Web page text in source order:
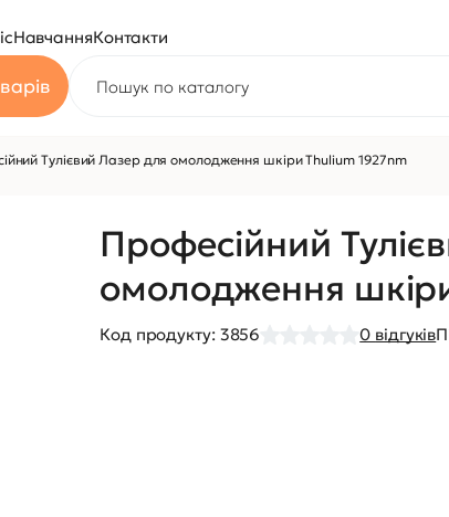
НавчанняКонтакти
Тулієвий Лазер для омолодження шкіри Thulium 1927nm
Професійний
омолодження
Код продукту: 3856 0 відгуків